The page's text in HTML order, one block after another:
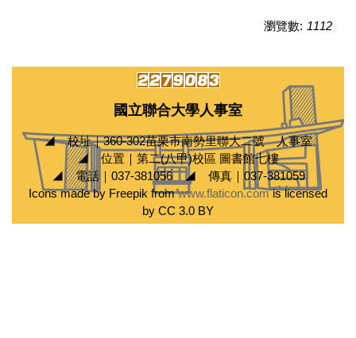
瀏覽數: 1112
國立聯合大學人事室
◢ 校址｜360-302苗栗市南勢里聯大二號 人事室
◢ 位置｜第二(八甲)校區 圖書館七樓
◢ 電話｜037-381056 ◢ 傳真｜037-381059
Icons made by Freepik fromwww.flaticon.comis licensed
by CC 3.0 BY